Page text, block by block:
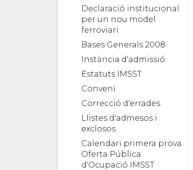
Declaració institucional
per un nou model
ferroviari
Bases Generals 2008
Instància d'admissió
Estatuts IMSST
Conveni
Correcció d'errades
Llistes d'admesos i
exclosos
Calendari primera prova
Oferta Pública
d'Ocupació IMSST